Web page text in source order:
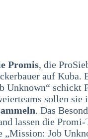
Promis, die
auf
Unknown“ schickt
sollen sie
. Das
lassen die
„Mission: Job